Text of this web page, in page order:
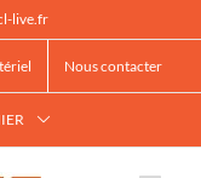
live.fr
Nous contacter